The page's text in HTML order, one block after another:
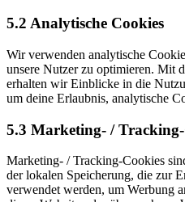
5.2 Analytische Cookies
Wir verwenden analytische
unsere Nutzer zu optimieren. Mit
erhalten wir Einblicke in die
um deine Erlaubnis, analytische
5.3 Marketing- /
Marketing- / Tracking-Cookies
der lokalen Speicherung, die zur
verwendet werden, um Werbung